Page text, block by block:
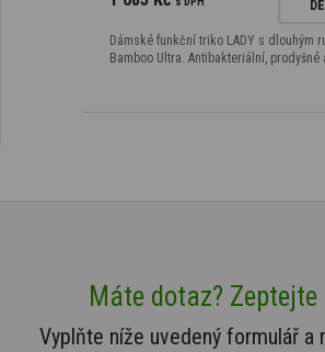
Dámské funkční triko LADY s dlouhým
Bamboo Ultra. Antibakteriální, prodyšné
Máte dotaz? Zeptejte
Vyplňte níže uvedený formulář a